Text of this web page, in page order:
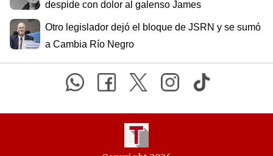
despide con dolor al galenso James
Otro legislador dejó el bloque de JSRN y se sumó
a Cambia Río Negro